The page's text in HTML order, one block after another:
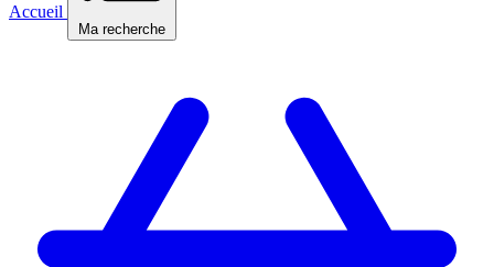
Accueil
Ma recherche